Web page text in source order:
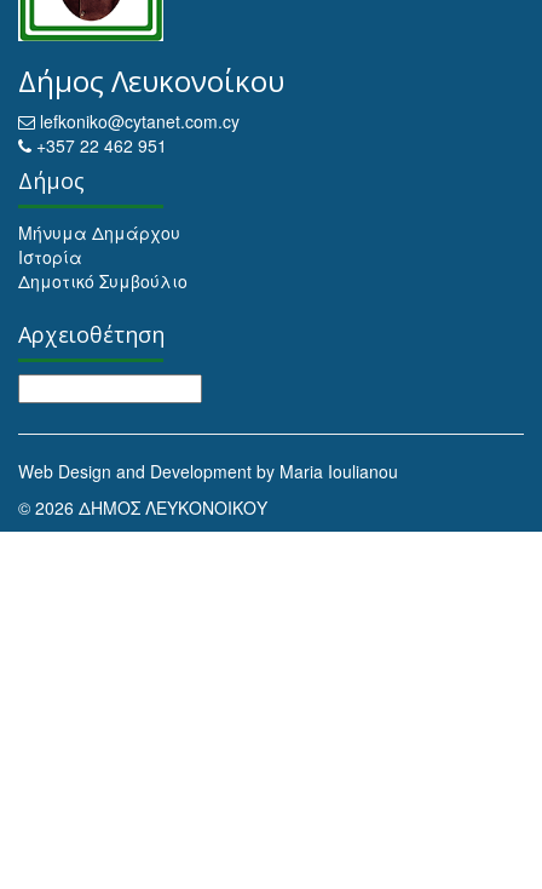
Δήμος Λευκονοίκου
lefkoniko@cytanet.com.cy
+357 22 462 951
Δήμος
Μήνυμα Δημάρχου
Ιστορία
Δημοτικό Συμβούλιο
Αρχειοθέτηση
Web Design and Development by Maria Ioulianou
© 2026 ΔΗΜΟΣ ΛΕΥΚΟΝΟΙΚΟΥ